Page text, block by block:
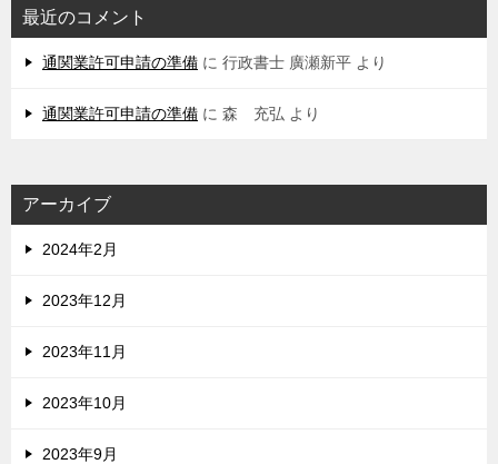
最近のコメント
通関業許可申請の準備 に 行政書士 廣瀬新平 より
通関業許可申請の準備 に 森 充弘 より
アーカイブ
2024年2月
2023年12月
2023年11月
2023年10月
2023年9月